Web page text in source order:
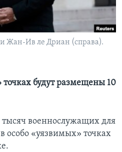
Жан-Ив ле Дриан (справа).
будут размещены 10
военнослужащих для
особо «уязвимых» точках